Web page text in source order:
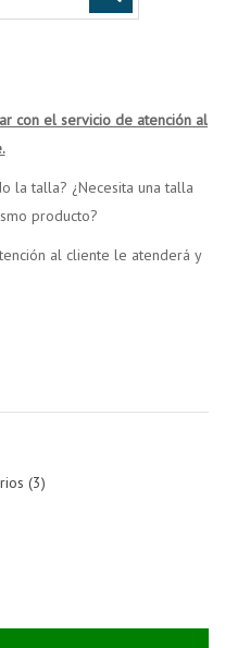
con el servicio de atención al
la talla? ¿Necesita una talla
producto?
al cliente le atenderá y
(3)